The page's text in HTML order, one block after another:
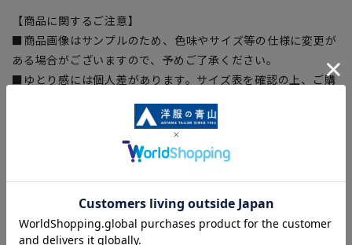
【商品に関するご注意】
■商品画像はサンプルのため、色味やサイズ等の仕様に変更が
ある場合がございますので、予めご了承ください。
■ゆとり感には個人差があります。サイズ表を確認の上、ご購
■生地や仕様・デザインにより、着用感や実際のサイズ表に若
干の誤差が生じる場合がございます。予めご了承ください。
■サイズスペックは仕上がりサイズを記載しております。一
商品もございます。
■ブラウザやお使いのモニター環境、また撮影時の室内外の光
加減により、実際の商品と掲載画像の色味が異なる場合がござ